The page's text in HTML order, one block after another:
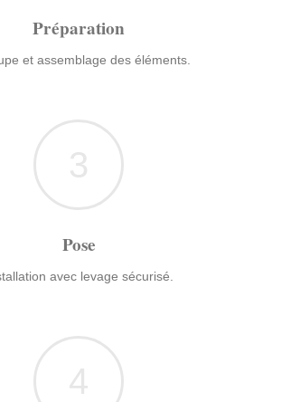
Préparation
et assemblage des éléments.
3
Pose
avec levage sécurisé.
4